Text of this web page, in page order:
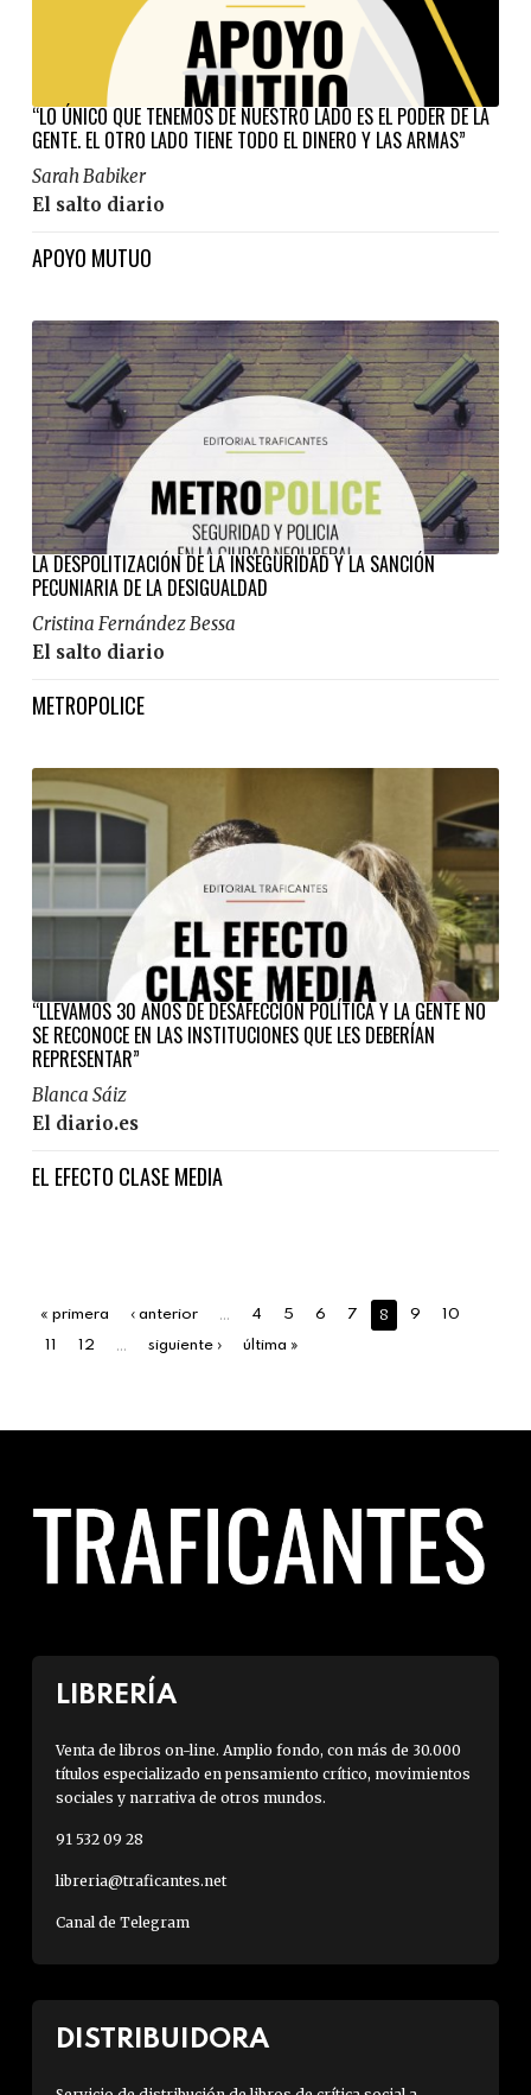
“LO ÚNICO QUE TENEMOS DE NUESTRO LADO ES EL PODER DE LA
GENTE. EL OTRO LADO TIENE TODO EL DINERO Y LAS ARMAS”
Sarah Babiker
El salto diario
APOYO MUTUO
LA DESPOLITIZACIÓN DE LA INSEGURIDAD Y LA SANCIÓN
PECUNIARIA DE LA DESIGUALDAD
Cristina Fernández Bessa
El salto diario
METROPOLICE
“LLEVAMOS 30 AÑOS DE DESAFECCIÓN POLÍTICA Y LA GENTE NO
SE RECONOCE EN LAS INSTITUCIONES QUE LES DEBERÍAN
REPRESENTAR”
Blanca Sáiz
El diario.es
EL EFECTO CLASE MEDIA
« primera ‹ anterior … 4 5 6 7 8 9
10
11
12 … siguiente › última »
LIBRERÍA
Venta de libros on-line. Amplio fondo, con más de 30.000
títulos especializado en pensamiento crítico, movimientos
sociales y narrativa de otros mundos.
91 532 09 28
libreria@traficantes.net
Canal de Telegram
DISTRIBUIDORA